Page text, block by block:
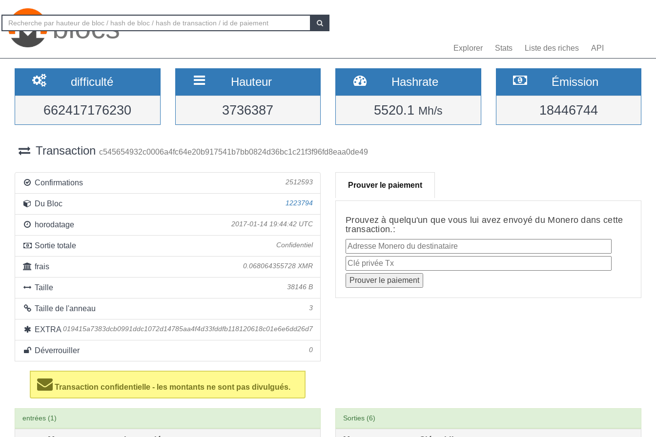
blocs
Explorer Stats Liste des riches API
difficulté
662417176230
Hauteur
3736387
Hashrate
5520.1 Mh/s
Émission
18446744
Transaction c545654932c0006a4fc64e20b917541b7bb0824d36bc1c21f3f96fd8eaa0de49
Confirmations 2512593
Du Bloc 1223794
horodatage 2017-01-14 19:44:42 UTC
Sortie totale Confidentiel
frais 0.068064355728 XMR
Taille 38146 B
Taille de l'anneau 3
EXTRA 019415a7383dcb0991ddc1072d14785aa4f4d33fddfb118120618c01e6e6dd26d7
Déverrouiller 0
Transaction confidentielle - les montants ne sont pas divulgués.
Prouver le paiement
Prouvez à quelqu'un que vous lui avez envoyé du Monero dans cette
transaction.:
entrées (1) Sorties (6)